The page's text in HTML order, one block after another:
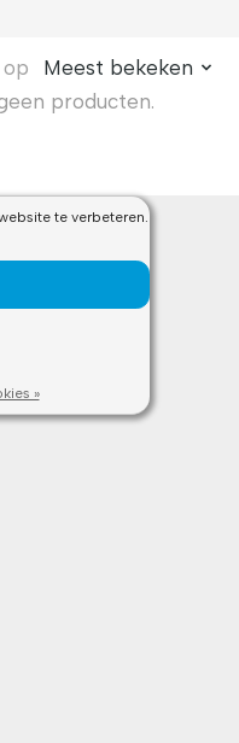
Meest bekeken
producten.
te verbeteren.
»